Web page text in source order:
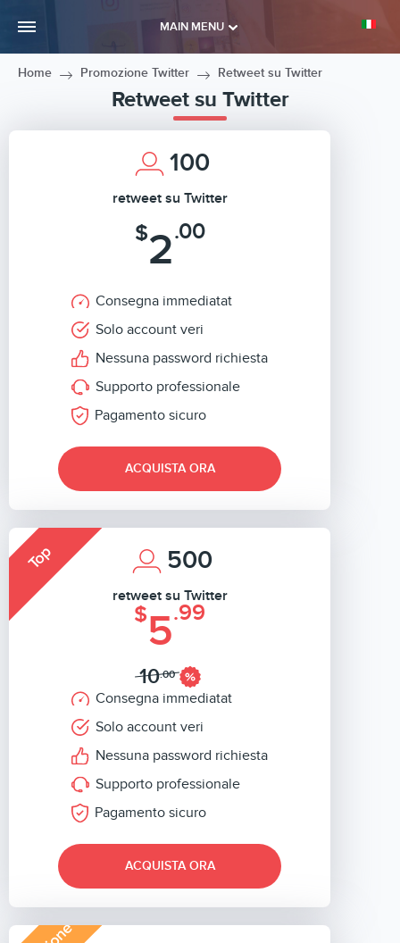
MAIN MENU
Home Promozione Twitter Retweet su Twitter
Retweet su Twitter
100
retweet su Twitter
$2.00
Consegna immediatat
Solo account veri
Nessuna password richiesta
Supporto professionale
Pagamento sicuro
ACQUISTA ORA
Top 500
retweet su Twitter
$5.99
10.00
Consegna immediatat
Solo account veri
Nessuna password richiesta
Supporto professionale
Pagamento sicuro
ACQUISTA ORA